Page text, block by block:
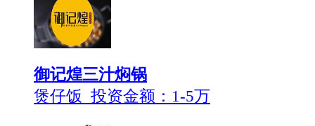
御记煌三汁焖锅
煲仔饭 投资金额： 1-5万